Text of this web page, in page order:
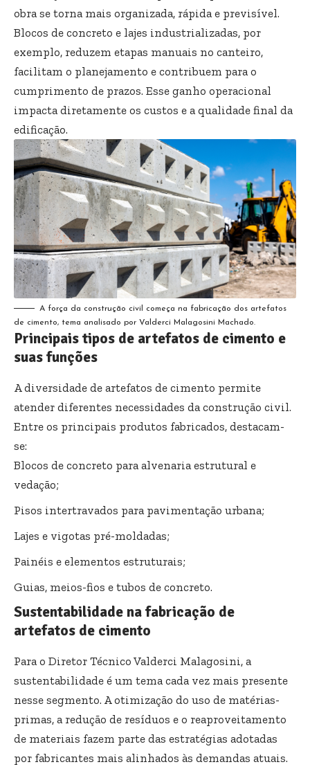
obra se torna mais organizada, rápida e previsível.
Blocos de concreto e lajes industrializadas, por
exemplo, reduzem etapas manuais no canteiro,
facilitam o planejamento e contribuem para o
cumprimento de prazos. Esse ganho operacional
impacta diretamente os custos e a qualidade final da
edificação.
A força da construção civil começa na fabricação dos artefatos
de cimento, tema analisado por Valderci Malagosini Machado.
Principais tipos de artefatos de cimento e
suas funções
A diversidade de artefatos de cimento permite
atender diferentes necessidades da construção civil.
Entre os principais produtos fabricados, destacam-
se:
Blocos de concreto para alvenaria estrutural e
vedação;
Pisos intertravados para pavimentação urbana;
Lajes e vigotas pré-moldadas;
Painéis e elementos estruturais;
Guias, meios-fios e tubos de concreto.
Sustentabilidade na fabricação de
artefatos de cimento
Para o Diretor Técnico Valderci Malagosini, a
sustentabilidade é um tema cada vez mais presente
nesse segmento. A otimização do uso de matérias-
primas, a redução de resíduos e o reaproveitamento
de materiais fazem parte das estratégias adotadas
por fabricantes mais alinhados às demandas atuais.